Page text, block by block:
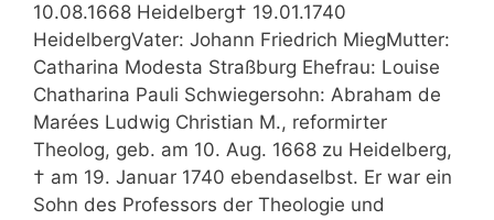
10.08.1668 Heidelberg† 19.01.1740
HeidelbergVater: Johann Friedrich MiegMutter:
Catharina Modesta Straßburg Ehefrau: Louise
Chatharina Pauli Schwiegersohn: Abraham de
Marées Ludwig Christian M., reformirter
Theolog, geb. am 10. Aug. 1668 zu Heidelberg,
† am 19. Januar 1740 ebendaselbst. Er war ein
Sohn des Professors der Theologie und